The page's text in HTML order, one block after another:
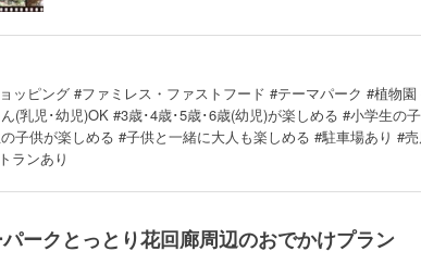
ッピング #ファミレス・ファストフード #テーマパーク #植物園
(乳児･幼児)OK #3歳･4歳･5歳･6歳(幼児)が楽しめる #小学生の
子供が楽しめる #子供と一緒に大人も楽しめる #駐車場あり #
ランあり
ークとっとり花回廊周辺のおでかけプラン